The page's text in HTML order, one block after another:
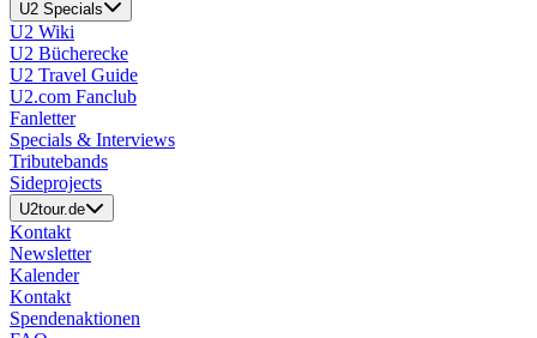
U2 Specials
U2 Wiki
U2 Bücherecke
U2 Travel Guide
U2.com Fanclub
Fanletter
Specials & Interviews
Tributebands
Sideprojects
U2tour.de
Kontakt
Newsletter
Kalender
Kontakt
Spendenaktionen